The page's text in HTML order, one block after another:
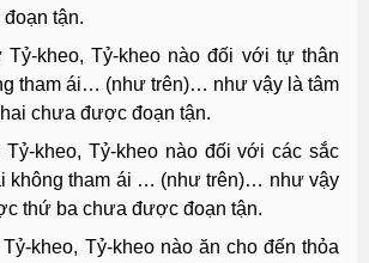
tận.
kheo, Tỷ-kheo nào đối với tự thân
tham ái… (như trên)… như vậy là tâm
chưa được đoạn tận.
kheo, Tỷ-kheo nào đối với các sắc
không tham ái … (như trên)… như vậy
thứ ba chưa được đoạn tận.
kheo, Tỷ-kheo nào ăn cho đến thỏa